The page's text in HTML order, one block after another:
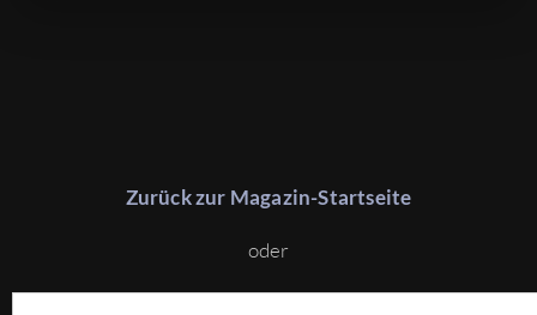
Zurück zur Magazin-Startseite
oder